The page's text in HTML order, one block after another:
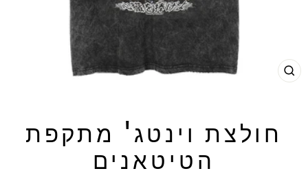
חולצת וינטג' מתקפת
הטיטאנים